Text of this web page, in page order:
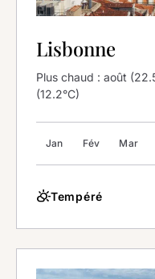
Lisbonne
Plus chaud : août
(12.2°C)
Jan Fév Mar
partly_cloudy_dayTempéré